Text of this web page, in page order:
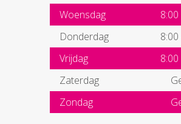
Woensdag
8:00
Donderdag
8:00
Vrijdag
8:00
Zaterdag
Zondag